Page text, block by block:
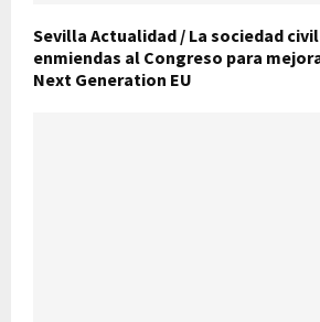
Sevilla Actualidad / La sociedad
enmiendas al Congreso para
Next Generation EU